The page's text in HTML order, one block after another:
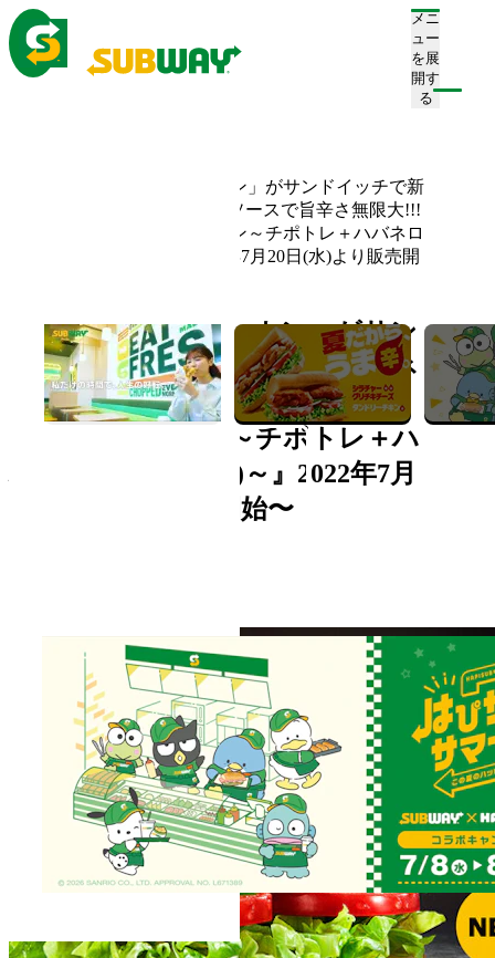
メニ
ュー
を展
開す
る
今話題の「チリコンカン」がサンドイッチで新
登場！"追い"ハバネロソースで旨辛さ無限大!!!
『チリコンカン＆チキン～チポトレ＋ハバネロ
ソース(別添)～』2022年7月20日(水)より販売開
今話題の「チリコンカン」がサン
ドイッチで新登場！"追い"ハバネ
ロソースで旨辛さ無限大!!!『チリ
コンカン＆チキン～チポトレ＋ハ
バネロソース(別添)～』2022年7月
20日(水)より販売開始〜